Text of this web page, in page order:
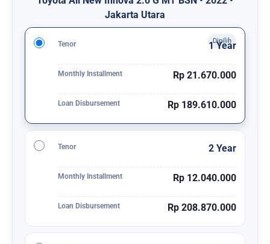
Jakarta Utara
Tenor 1 Year
Monthly Installment Rp 21.670.000
Loan Disbursement Rp 189.610.000
Tenor 2 Year
Monthly Installment Rp 12.040.000
Loan Disbursement Rp 208.870.000